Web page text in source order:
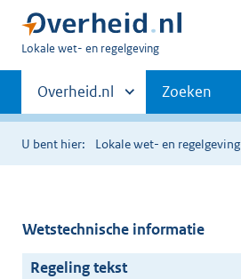
U
hier:
Lokale wet- en regelgeving
Primaire
navigatie
Andere
sites
binnen
Overheid.nl Zoeken
U bent hier: Lokale wet- en regelgeving
Wetstechnische informatie
Regeling tekst